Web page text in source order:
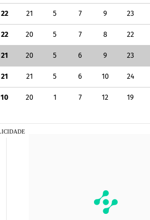
22 21 5 7 9 23
22 20 5 7 8 22
21 20 5 6 9 23
21 21 5 6 10 24
10 20 1 7 12 19